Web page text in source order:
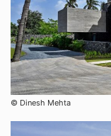
© Dinesh Mehta